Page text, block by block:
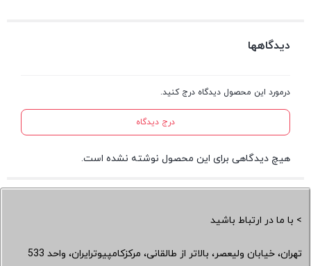
دیدگاهها
درمورد این محصول دیدگاه درج کنید.
درج دیدگاه
هیچ دیدگاهی برای این محصول نوشته نشده است.
> با ما در ارتباط باشید
تهران، خیابان ولیعصر، بالاتر از طالقانی، مرکزکامپیوترایران، واحد 533